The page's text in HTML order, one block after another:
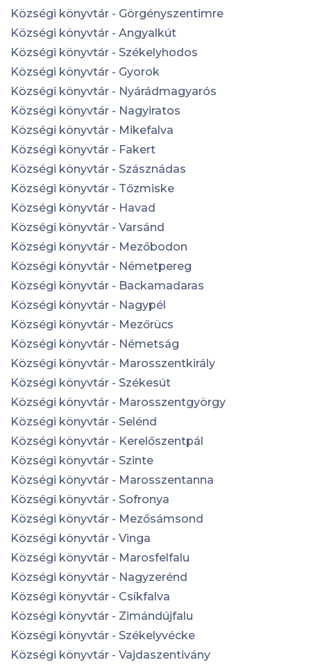
Községi könyvtár - Görgényszentimre
Községi könyvtár - Angyalkút
Községi könyvtár - Székelyhodos
Községi könyvtár - Gyorok
Községi könyvtár - Nyárádmagyarós
Községi könyvtár - Nagyiratos
Községi könyvtár - Mikefalva
Községi könyvtár - Fakert
Községi könyvtár - Szásznádas
Községi könyvtár - Tőzmiske
Községi könyvtár - Havad
Községi könyvtár - Varsánd
Községi könyvtár - Mezőbodon
Községi könyvtár - Németpereg
Községi könyvtár - Backamadaras
Községi könyvtár - Nagypél
Községi könyvtár - Mezőrücs
Községi könyvtár - Németság
Községi könyvtár - Marosszentkirály
Községi könyvtár - Székesút
Községi könyvtár - Marosszentgyörgy
Községi könyvtár - Selénd
Községi könyvtár - Kerelőszentpál
Községi könyvtár - Szinte
Községi könyvtár - Marosszentanna
Községi könyvtár - Sofronya
Községi könyvtár - Mezősámsond
Községi könyvtár - Vinga
Községi könyvtár - Marosfelfalu
Községi könyvtár - Nagyzerénd
Községi könyvtár - Csíkfalva
Községi könyvtár - Zimándújfalu
Községi könyvtár - Székelyvécke
Községi könyvtár - Vajdaszentivány